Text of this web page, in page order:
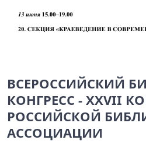
ВСЕРОССИЙСКИЙ
КОНГРЕСС - XXVII
РОССИЙСКОЙ
АССОЦИАЦИИ